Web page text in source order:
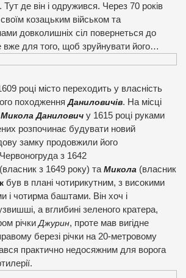
Тут де він і одружився. Через 70 років
своїм козацьким військом та
довколишніх сіл повернеться до
вже для того, щоб зруйнувати його…
році місто переходить у власність
походженняДаниловичів. На місці
Микола Данилович у 1615 році руками
розпочинає будувати новий
замку продовжили його
з 1642
(власник з 1649 року) та Микола (власник
був в плані чотирикутним, з високими
і чотирма баштами. Він хоч і
а вглибині зеленого кратера,
річки Джурин, проте мав вигідне
березі річки на 20-метровому
практично недосяжним для ворога